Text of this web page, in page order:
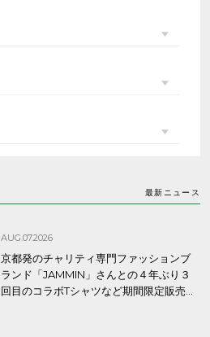
最新ニュース
AUG.07.2026
京都発のチャリティ専門ファッションブ
ランド「JAMMIN」さんとの４年ぶり３
回目のコラボTシャツなど期間限定販売、